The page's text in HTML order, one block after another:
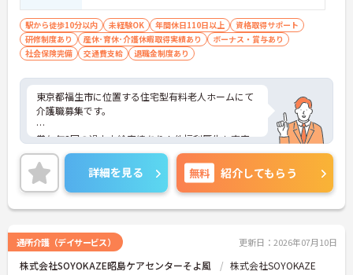
駅から徒歩10分以内 未経験OK 年間休日110日以上
資格取得サポート
研修制度あり
産休･育休･介護休暇取得実績あり
ボーナス・賞与あり
社会保険完備
交通費支給 退職金制度あり
東京都福生市に位置する住宅型有料老人ホームにて
介護職募集です。
賞与年3回の過去支給実績あり！他福利厚生も充実
しており長く安心してお勤めいただけます。きれい
な施設で職員も働きやすい環境です。
ご興味のある方には、面接対策ポイントなど、さら
に詳細をお話いたしますので、お気軽にご相談くだ
詳細を見る 無料 紹介してもらう
通所介護（デイサービス） 更新日：2026年07月10日
株式会社SOYOKAZE昭島ケアセンターそよ風 株式会社SOYOKAZE